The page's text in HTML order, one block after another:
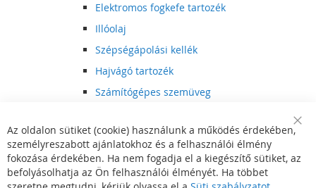
Elektromos fogkefe tartozék
Illóolaj
Szépségápolási kellék
Hajvágó tartozék
Számítógépes szemüveg
Hajvágó kiegészítő
Szórakoztató elektronika
Multimédia
DVD, BluRay lejátszó
Bar
Az oldalon sütiket (cookie) használunk a működés érdekében,
személyreszabott ajánlatokhoz és a felhasználói élmény
fokozása érdekében. Ha nem fogadja el a kiegészítő sütiket, az
befolyásolhatja az Ön felhasználói élményét. Ha többet